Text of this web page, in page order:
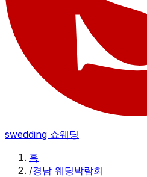
swedding 쇼웨딩
홈
/경남 웨딩박람회